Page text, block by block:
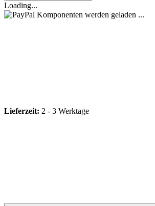
Loading...
Komponenten werden geladen ...
Lieferzeit: 2 - 3 Werktage